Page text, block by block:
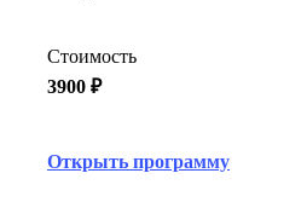
Стоимость
3900 ₽
Открыть программу